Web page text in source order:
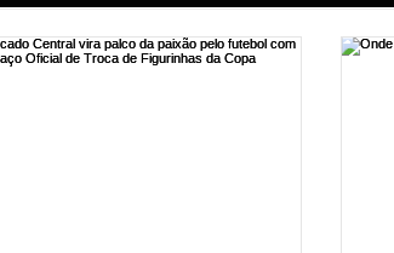
no Teatro Sesiminas, prometendo arrancar risadas,
comédias românticas mais prestigiadas do teatro mineiro.